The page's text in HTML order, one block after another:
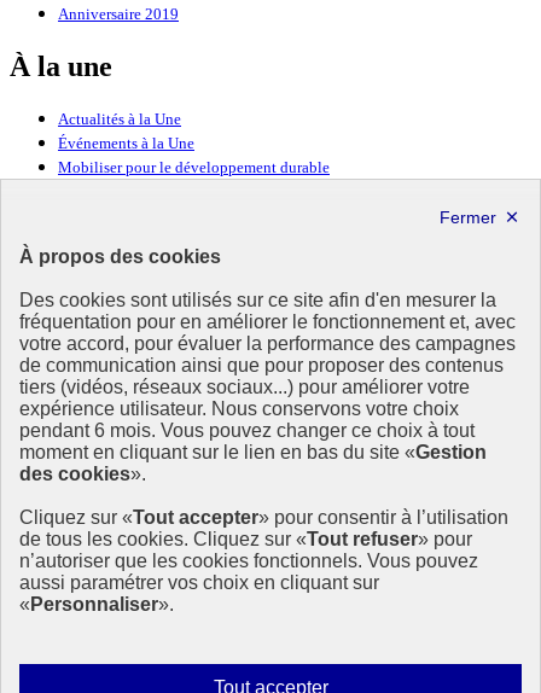
À propos des cookies
Des cookies sont utilisés sur ce site afin d'en mesurer la
fréquentation pour en améliorer le fonctionnement et, avec
votre accord, pour évaluer la performance des campagnes
de communication ainsi que pour proposer des contenus
tiers (vidéos, réseaux sociaux...) pour améliorer votre
expérience utilisateur. Nous conservons votre choix
pendant 6 mois. Vous pouvez changer ce choix à tout
moment en cliquant sur le lien en bas du site «Gestion
des cookies».
Cliquez sur «Tout accepter» pour consentir à l’utilisation
de tous les cookies. Cliquez sur «Tout refuser» pour
n’autoriser que les cookies fonctionnels. Vous pouvez
aussi paramétrer vos choix en cliquant sur
« Personnaliser».
Tout accepterAutoriser
Anniversaire 2019
À la une
Actualités à la Une
Événements à la Une
Mobiliser pour le développement durable
Ressources
Ressources
La Méth’ODD
Gouvernement
Ce site propose l’information de référence concernant l’Agenda
2030 et la feuille de route de la France. Il valorise la mobilisation de
tous les acteurs.
info.gouv.fr- ouvre une nouvelle fenêtre
service-public.fr - ouvre une nouvelle fenêtre
legifrance.gouv.fr- ouvre une nouvelle fenêtre
data.gouv.fr- ouvre une nouvelle fenêtre
Plan du site
Mentions légales